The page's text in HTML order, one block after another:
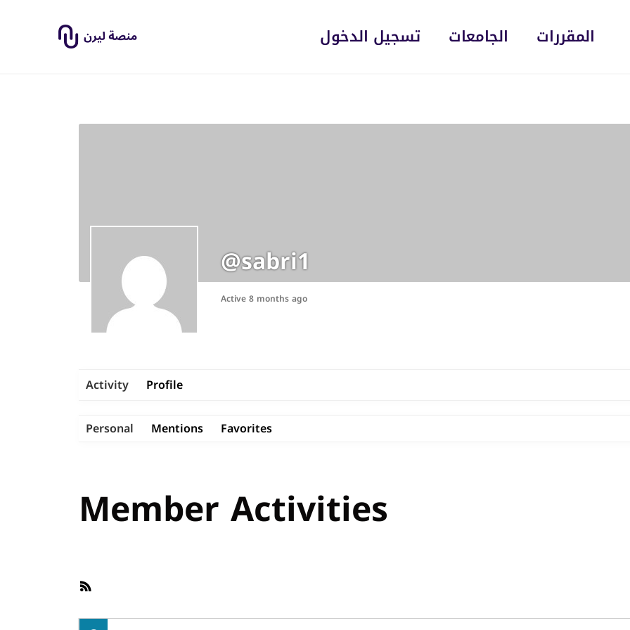
تسجيل الدخول الجامعات المقررات
@sabri1
Active 8 months ago
Activity
Profile
Personal
Mentions Favorites
Member Activities
RSS